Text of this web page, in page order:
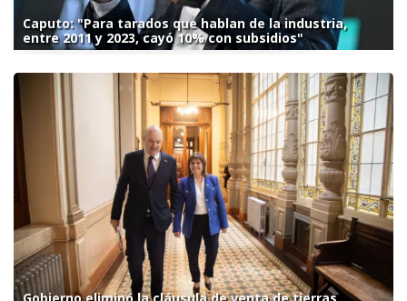
Caputo: "Para tarados que hablan de la industria,
entre 2011 y 2023, cayó 10% con subsidios"